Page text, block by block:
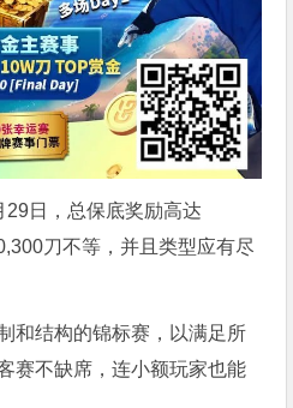
日，总保底奖励高达
刀不等，并且类型应有尽
和结构的锦标赛，以满足所
赛不缺席，连小额玩家也能